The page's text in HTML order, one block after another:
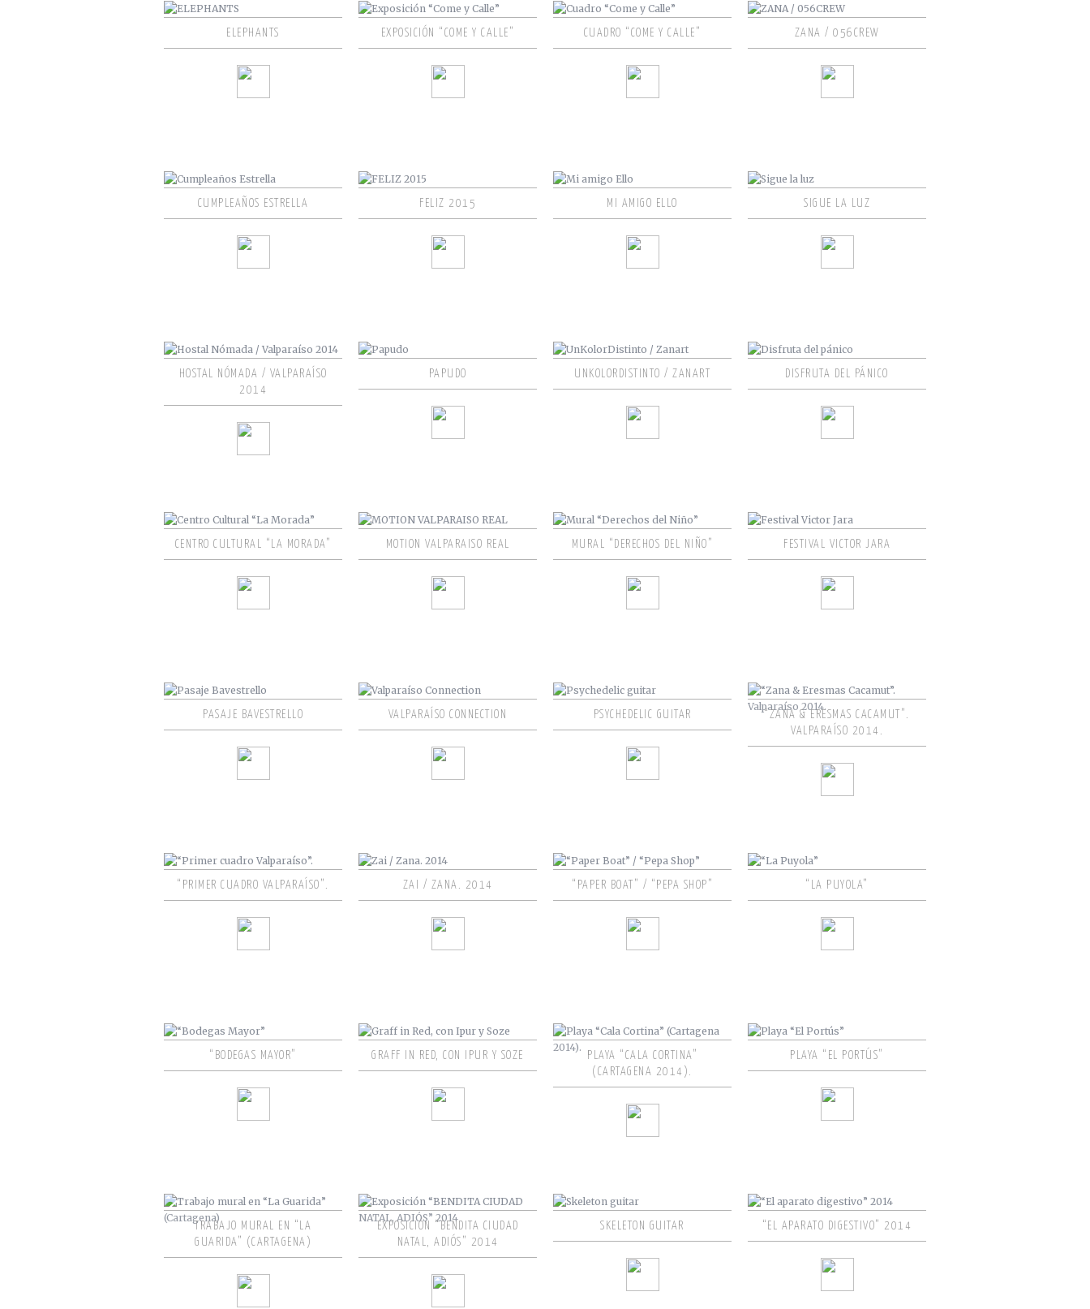
ELEPHANTS EXPOSICIÓN “COME Y CALLE” CUADRO “COME Y CALLE” ZANA / 056CREW
CUMPLEAÑOS ESTRELLA FELIZ 2015 MI AMIGO ELLO SIGUE LA LUZ
HOSTAL NÓMADA / VALPARAÍSO
2014
PAPUDO UNKOLORDISTINTO / ZANART DISFRUTA DEL PÁNICO
CENTRO CULTURAL “LA MORADA” MOTION VALPARAISO REAL MURAL “DERECHOS DEL NIÑO” FESTIVAL VICTOR JARA
PASAJE BAVESTRELLO VALPARAÍSO CONNECTION PSYCHEDELIC GUITAR
“ZANA & ERESMAS CACAMUT”.
VALPARAÍSO 2014.
“PRIMER CUADRO VALPARAÍSO”. ZAI / ZANA. 2014 “PAPER BOAT” / “PEPA SHOP” “LA PUYOLA”
“BODEGAS MAYOR” GRAFF IN RED, CON IPUR Y SOZE
PLAYA “CALA CORTINA”
(CARTAGENA 2014).
PLAYA “EL PORTÚS”
TRABAJO MURAL EN “LA
GUARIDA” (CARTAGENA)
EXPOSICIÓN “BENDITA CIUDAD
NATAL, ADIÓS” 2014
SKELETON GUITAR “EL APARATO DIGESTIVO” 2014